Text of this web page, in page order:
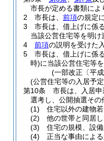
市長が定める書類によ
2
市長は、 前項の規定
3
市長は、借上げに係
当該公営住宅等を明け
4
前項の説明を受けた
5
市長は、借上げに係
時)に当該公営住宅等
(一部改正〔平
(公営住宅等の入居予
第10条
市長は、入居
選考し、公開抽選その
(1)
住宅以外の建物
(2)
他の世帯と同居
(3)
住宅の規模、設
(4)
正当な事由によ